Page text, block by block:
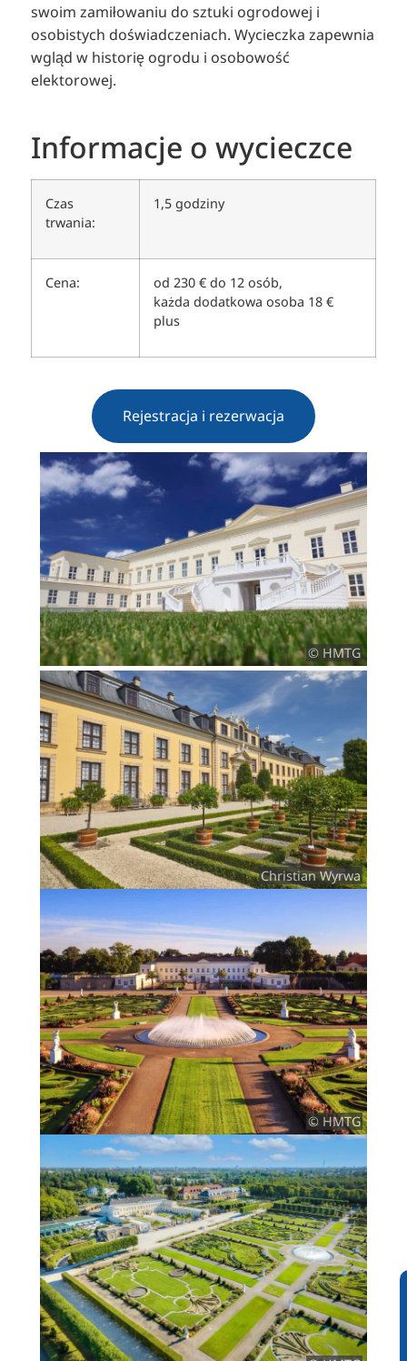
swoim zamiłowaniu do sztuki ogrodowej i
osobistych doświadczeniach. Wycieczka zapewnia
wgląd w historię ogrodu i osobowość
elektorowej.
Informacje o wycieczce
Czas
trwania:
1,5 godziny
Cena:
od 230 € do 12 osób,
każda dodatkowa osoba 18 €
plus
Rejestracja i rezerwacja
© HMTG
Christian Wyrwa
© HMTG